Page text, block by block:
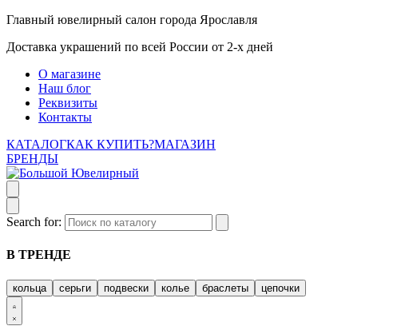
Главный ювелирный салон города Ярославля
Доставка украшений по всей России от 2-х дней
О магазине
Наш блог
Реквизиты
Контакты
КАТАЛОГКАК КУПИТЬ?МАГАЗИН
БРЕНДЫ
Search for:
В ТРЕНДЕ
кольца серьги подвески колье браслеты цепочки